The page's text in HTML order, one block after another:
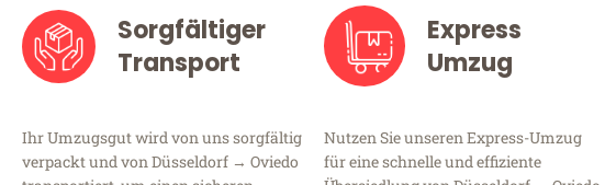
Sorgfältiger
Transport
Ihr Umzugsgut wird von uns sorgfältig
verpackt und von Düsseldorf → Oviedo
Express
Umzug
Nutzen Sie unseren Express-Umzug
für eine schnelle und effiziente